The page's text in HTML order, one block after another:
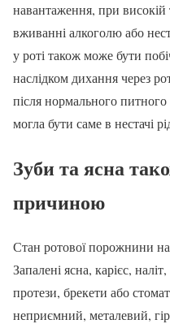
навантаження, при високій
вживанні алкоголю або
у роті також може бути
наслідком дихання через
після нормального
могла бути саме в нестачі
Зуби та ясна
причиною
Стан ротової порожнини
Запалені ясна, карієс,
протези, брекети або
неприємний, металевий,